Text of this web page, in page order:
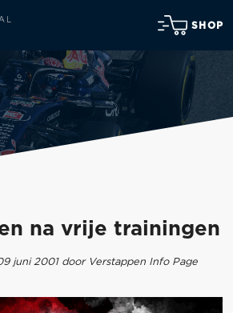
SHOP
na vrije trainingen
juni 2001 door Verstappen Info Page